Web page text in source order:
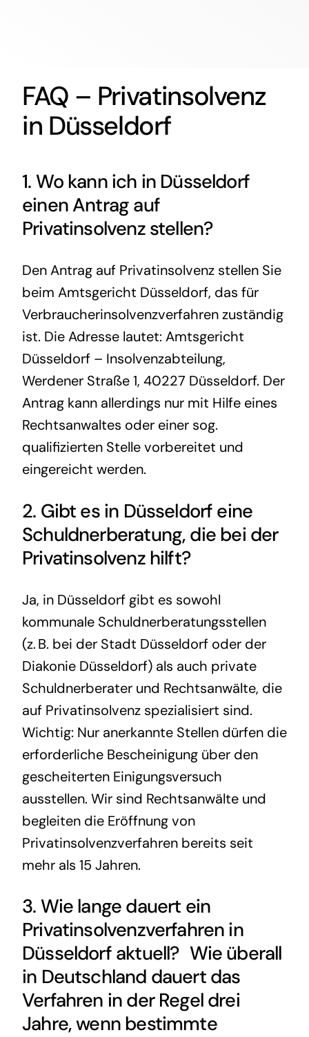
FAQ – Privatinsolvenz
in Düsseldorf
1. Wo kann ich in Düsseldorf
einen Antrag auf
Privatinsolvenzstellen?
Den Antrag auf Privatinsolvenz stellen Sie
beim Amtsgericht Düsseldorf, das für
Verbraucherinsolvenzverfahren zuständig
ist. Die Adresse lautet: Amtsgericht
Düsseldorf – Insolvenzabteilung,
Werdener Straße 1, 40227 Düsseldorf. Der
Antrag kann allerdings nur mit Hilfe eines
Rechtsanwaltes oder einer sog.
qualifizierten Stelle vorbereitet und
eingereicht werden.
2. Gibt es in Düsseldorf eine
Schuldnerberatung, die bei der
Privatinsolvenz hilft?
Ja, in Düsseldorf gibt es sowohl
kommunale Schuldnerberatungsstellen
(z. B. bei der Stadt Düsseldorf oder der
Diakonie Düsseldorf) als auch private
Schuldnerberater und Rechtsanwälte, die
auf Privatinsolvenz spezialisiert sind.
Wichtig: Nur anerkannte Stellen dürfen die
erforderliche Bescheinigung über den
gescheiterten Einigungsversuch
ausstellen. Wir sind Rechtsanwälte und
begleiten die Eröffnung von
Privatinsolvenzverfahren bereits seit
mehr als 15 Jahren.
3. Wie lange dauert ein
Privatinsolvenzverfahren in
Düsseldorf aktuell? Wie überall
in Deutschland dauert das
Verfahren in der Regel drei
Jahre, wenn bestimmte